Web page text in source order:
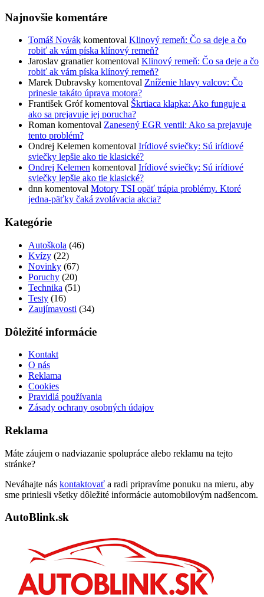
Najnovšie komentáre
Tomáš Novák komentoval Klinový remeň: Čo sa deje a čo
robiť ak vám píska klínový remeň?
Jaroslav granatierkomentoval Klinový remeň: Čo sa deje a čo
robiť ak vám píska klínový remeň?
Marek Dubravsky komentoval Zníženie hlavy valcov: Čo
prinesie takáto úprava motora?
František Grófkomentoval Škrtiaca klapka: Ako funguje a
ako sa prejavuje jej porucha?
Roman komentoval Zanesený EGR ventil: Ako sa prejavuje
tento problém?
Ondrej Kelemen komentoval Irídiové sviečky: Sú irídiové
sviečky lepšie ako tie klasické?
Ondrej Kelemen komentoval Irídiové sviečky: Sú irídiové
sviečky lepšie ako tie klasické?
dnn komentoval Motory TSI opäť trápia problémy. Ktoré
jedna-päťky čaká zvolávacia akcia?
Kategórie
Autoškola (46)
Kvízy (22)
Novinky (67)
Poruchy (20)
Technika (51)
Testy (16)
Zaujímavosti (34)
Dôležité informácie
Kontakt
O nás
Reklama
Cookies
Pravidlá používania
Zásady ochrany osobných údajov
Reklama
Máte záujem o nadviazanie spolupráce alebo reklamu na tejto
stránke?
Neváhajte nás kontaktovať a radi pripravíme ponuku na mieru, aby
sme priniesli všetky dôležité informácie automobilovým nadšencom.
AutoBlink.sk